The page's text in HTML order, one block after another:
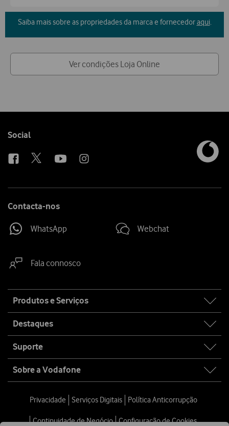
Saiba mais sobre as propriedades da marca e fornecedoraqui.
Ver condições Loja Online
Follow
Social
Contacta-nos
WhatsApp Webchat
Fala connosco
map
Produtos e Serviços
Destaques
Suporte
Sobre a Vodafone
Privacidade Serviços Digitais Política Anticorrupção
Continuidade de Negócio Configuração de Cookies